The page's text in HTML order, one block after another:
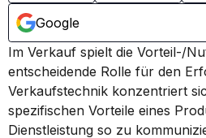
Google
Im Verkauf spielt die Vorteil-/
entscheidende Rolle für den
Verkaufstechnik konzentriert
spezifischen Vorteile eines
Dienstleistung so zu